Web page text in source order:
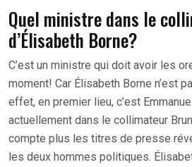
Quel ministre dans le
d’Élisabeth Borne?
C’est un ministre qui doit avoir les
moment! Car Élisabeth Borne n’est
effet, en premier lieu, c’est
actuellement dans le collimateur
compte plus les titres de presse
les deux hommes politiques.